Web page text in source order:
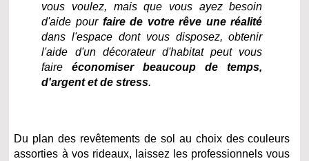
vous voulez, mais que vous ayez besoin
d'aide pour faire de votre rêve une réalité
dans l'espace dont vous disposez, obtenir
l'aide d'un décorateur d'habitat peut vous
faireéconomiser beaucoup de temps,
d'argent et de stress.
Du plan des revêtements de sol au choix des couleurs
assorties à vos rideaux, laissez les professionnels vous